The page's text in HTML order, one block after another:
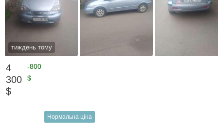
тиждень тому
4
300
$
-800
$
Нормальна ціна